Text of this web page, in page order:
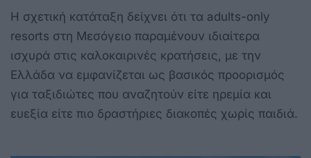
Η σχετική κατάταξη δείχνει ότι τα adults-only
resorts στη Μεσόγειο παραμένουν ιδιαίτερα
ισχυρά στις καλοκαιρινές κρατήσεις, με την
Ελλάδα να εμφανίζεται ως βασικός προορισμός
για ταξιδιώτες που αναζητούν είτε ηρεμία και
ευεξία είτε πιο δραστήριες διακοπές χωρίς παιδιά.